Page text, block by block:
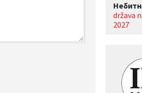
država
2027